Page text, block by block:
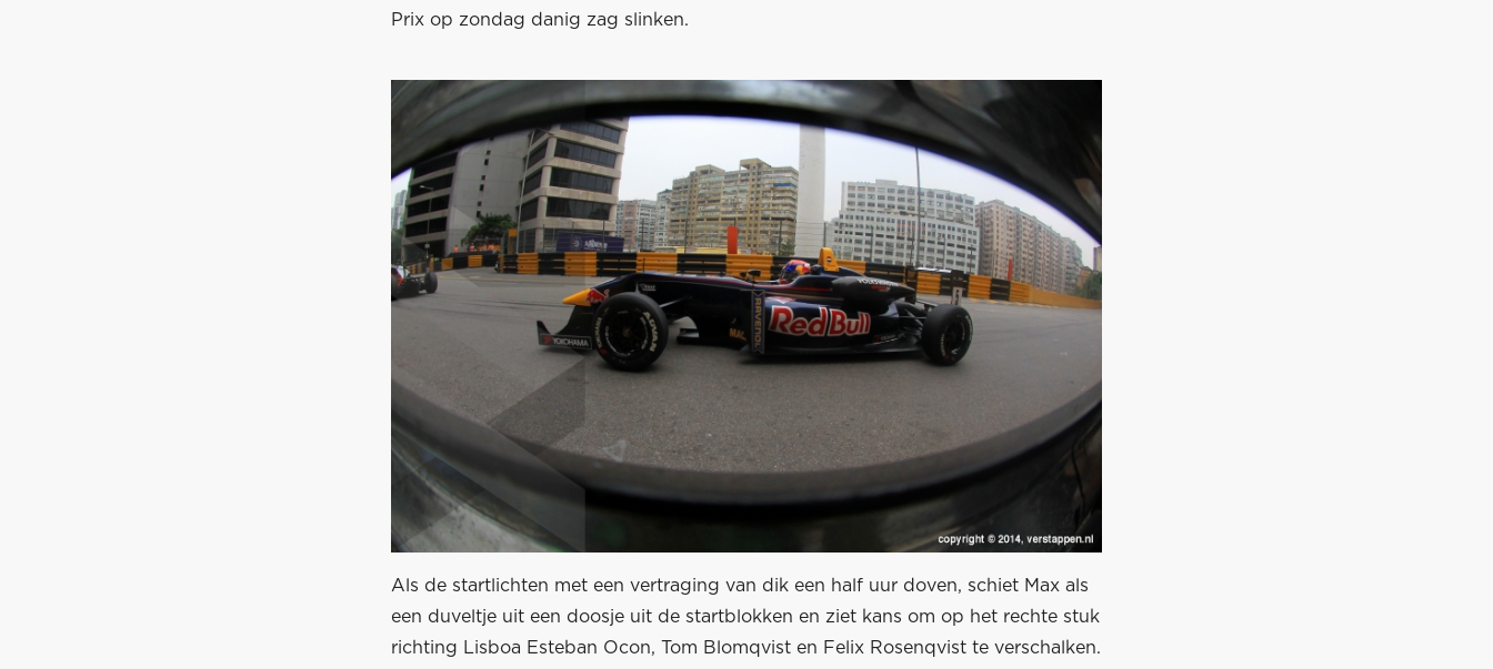
Prix op zondag danig zag slinken.
Als de startlichten met een vertraging van dik een half uur doven, schiet Max als
een duveltje uit een doosje uit de startblokken en ziet kans om op het rechte stuk
richting Lisboa Esteban Ocon, Tom Blomqvist en Felix Rosenqvist te verschalken.